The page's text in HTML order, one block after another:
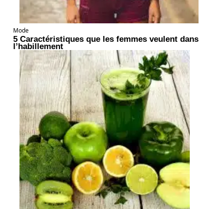
Mode
5 Caractéristiques que les femmes veulent dans
l’habillement